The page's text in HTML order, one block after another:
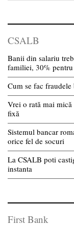
CSALB
Banii din salariu
familiei, 30%
Cum se fac
Vrei o rată mai
fixă
Sistemul bancar
orice fel de socuri
La CSALB poti
instanta
First Bank